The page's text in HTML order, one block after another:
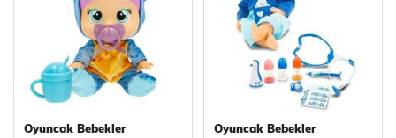
Oyuncak Bebekler Oyuncak Bebekler